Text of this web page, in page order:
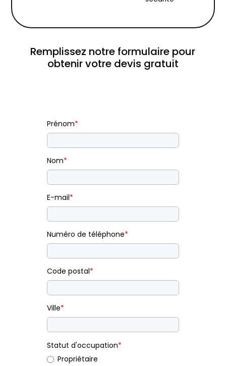
Remplissez notre formulaire pour
obtenir votre devis gratuit
Prénom*
Nom*
E-mail*
Numéro de téléphone*
Code postal*
Ville*
Statut d'occupation*
Propriétaire